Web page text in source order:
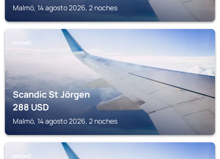
Malmö, 14 agosto 2026, 2 noches
MALMÖ
Scandic St Jörgen
288USD
Malmö, 14 agosto 2026, 2 noches
MALMÖ